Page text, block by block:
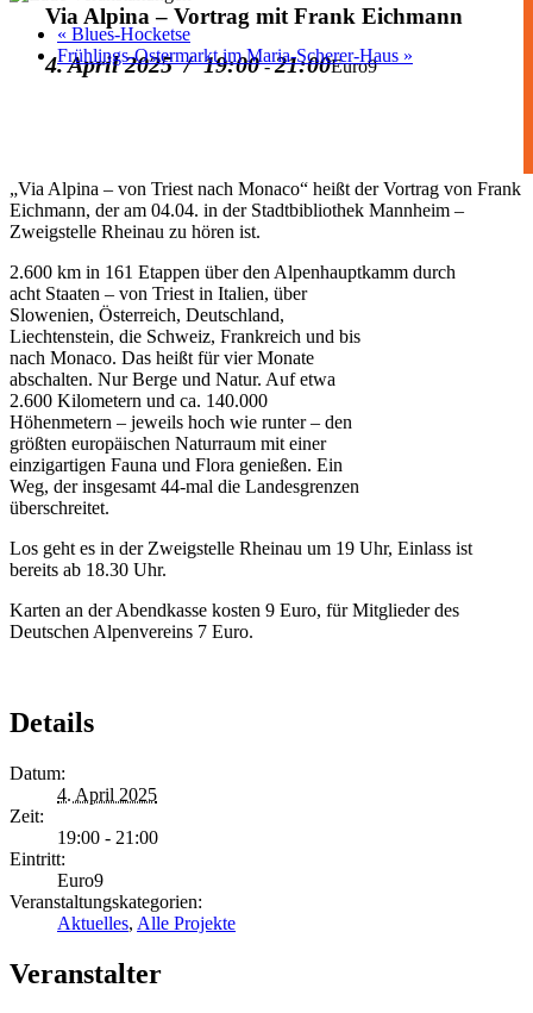
Via Alpina – Vortrag mit Frank Eichmann
4. April 2025 / 19:00-21:00Euro9
« Blues-Hocketse
Frühlings-Ostermarkt im Maria-Scherer-Haus »
„Via Alpina – von Triest nach Monaco“ heißt der Vortrag von Frank
Eichmann, der am 04.04. in der Stadtbibliothek Mannheim –
Zweigstelle Rheinau zu hören ist.
2.600 km in 161 Etappen über den Alpenhauptkamm durch
acht Staaten – von Triest in Italien, über
Slowenien, Österreich, Deutschland,
Liechtenstein, die Schweiz, Frankreich und bis
nach Monaco. Das heißt für vier Monate
abschalten. Nur Berge und Natur. Auf etwa
2.600 Kilometern und ca. 140.000
Höhenmetern – jeweils hoch wie runter – den
größten europäischen Naturraum mit einer
einzigartigen Fauna und Flora genießen. Ein
Weg, der insgesamt 44-mal die Landesgrenzen
überschreitet.
Los geht es in der Zweigstelle Rheinau um 19 Uhr, Einlass ist
bereits ab 18.30 Uhr.
Karten an der Abendkasse kosten 9 Euro, für Mitglieder des
Deutschen Alpenvereins 7 Euro.
Details
Datum:
4. April 2025
Zeit:
19:00 - 21:00
Eintritt:
Euro9
Veranstaltungskategorien:
Aktuelles, Alle Projekte
Veranstalter